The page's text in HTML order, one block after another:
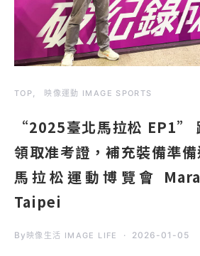
TOP 映像運動 IMAGE SPORTS
“2025臺北馬拉松 EP1”
領取准考證，補充裝備準
馬拉松運動博覽會
Taipei
By 映像生活 IMAGE LIFE 2026-01-05